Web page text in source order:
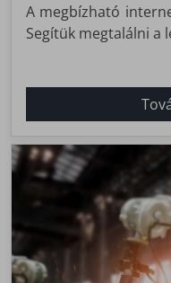
A megbízható
Segítük megtalálni a